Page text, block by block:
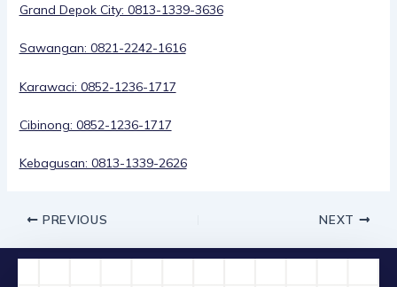
Grand Depok City: 0813-1339-3636
Sawangan: 0821-2242-1616
Karawaci: 0852-1236-1717
Cibinong: 0852-1236-1717
Kebagusan: 0813-1339-2626
PREVIOUS NEXT